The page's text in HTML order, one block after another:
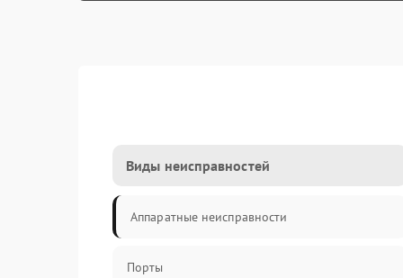
Виды неисправностей
Аппаратные неисправности
Порты